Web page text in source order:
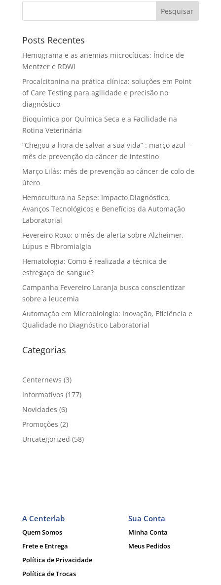
Pesquisar
Posts Recentes
Hemograma e as anemias microcíticas: Índice de
Mentzer e RDWI
Procalcitonina na prática clínica: soluções em Point
of Care Testing para agilidade e precisão no
diagnóstico
Bioquímica por Química Seca e a Facilidade na
Rotina Veterinária
“Chegou a hora de salvar a sua vida” : março azul –
mês de prevenção do câncer de intestino
Março Lilás: mês de prevenção ao câncer de colo de
útero
Hemocultura na Sepse: Impacto Diagnóstico,
Avanços Tecnológicos e Benefícios da Automação
Laboratorial
Fevereiro Roxo: o mês de alerta sobre Alzheimer,
Lúpus e Fibromialgia
Hematologia: Como é realizada a técnica de
esfregaço de sangue?
Campanha Fevereiro Laranja busca conscientizar
sobre a leucemia
Automação em Microbiologia: Inovação, Eficiência e
Qualidade no Diagnóstico Laboratorial
Categorias
Centernews (3)
Informativos (177)
Novidades (6)
Promoções (2)
Uncategorized (58)
A Centerlab
Quem Somos
Frete e Entrega
Política de Privacidade
Política de Trocas
Sua Conta
Minha Conta
Meus Pedidos